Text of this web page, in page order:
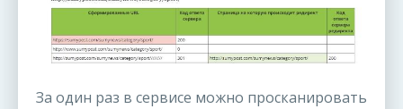
За один раз в сервисе можно просканировать